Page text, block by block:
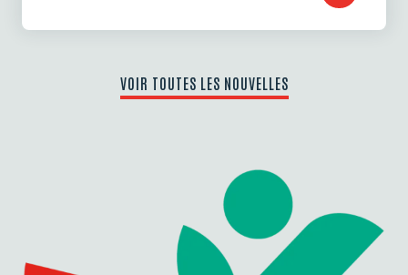
VOIR TOUTES LES NOUVELLES